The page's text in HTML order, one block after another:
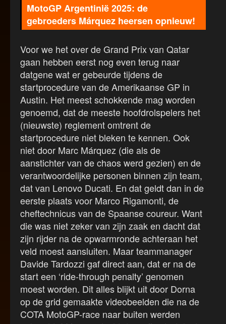
MotoGP Argentinië 2025: de
gebroeders Márquez heersen opnieuw!
Voor we het over de Grand Prix van Qatar
gaan hebben eerst nog even terug naar
datgene wat er gebeurde tijdens de
startprocedure van de Amerikaanse GP in
Austin. Het meest schokkende mag worden
genoemd, dat de meeste hoofdrolspelers het
(nieuwste) reglement omtrent de
startprocedure niet bleken te kennen. Ook
niet door Marc Márquez (die als de
aanstichter van de chaos werd gezien) en de
verantwoordelijke personen binnen zijn team,
dat van Lenovo Ducati. En dat geldt dan in de
eerste plaats voor Marco Rigamonti, de
cheftechnicus van de Spaanse coureur. Want
die was niet zeker van zijn zaak en dacht dat
zijn rijder na de opwarmronde achteraan het
veld moest aansluiten. Maar teammanager
Davide Tardozzi gaf direct aan, dat er na de
start een ‘ride-through penalty’ genomen
moest worden. Dit alles blijkt uit door Dorna
op de grid gemaakte videobeelden die na de
COTA MotoGP-race naar buiten werden